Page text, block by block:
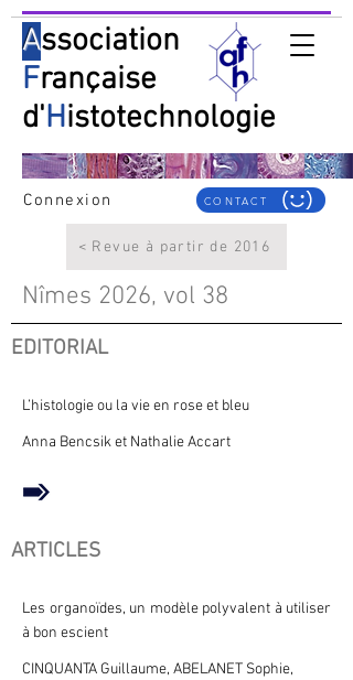
Association
Française
d'Histotechnologie
Connexion CONTACT
< Revue à partir de 2016
Nîmes 2026, vol 38
EDITORIAL
L’histologie ou la vie en rose et bleu
Anna Bencsik et Nathalie Accart
ARTICLES
Les organoïdes, un modèle polyvalent à utiliser
à bon escient
CINQUANTA Guillaume, ABELANET Sophie,